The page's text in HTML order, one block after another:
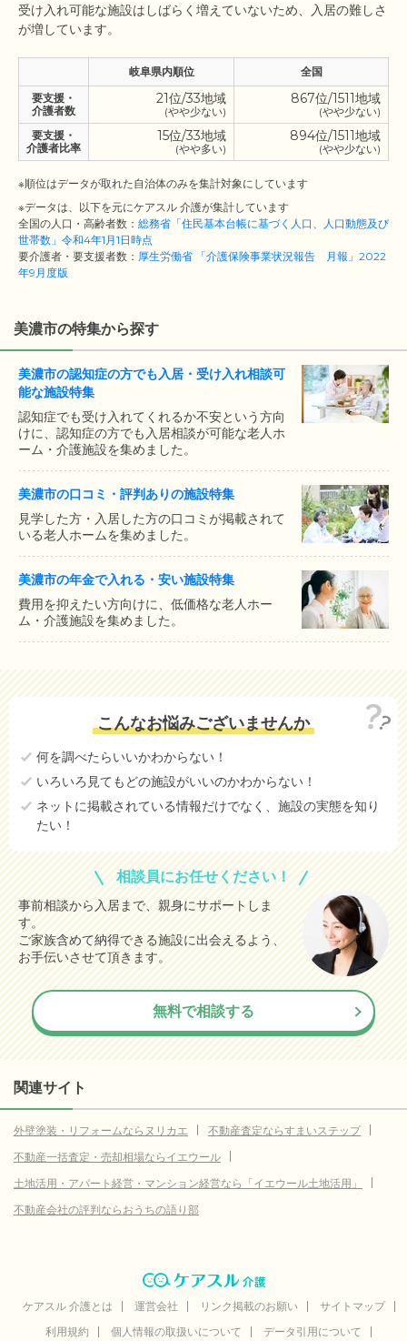
受け入れ可能な施設はしばらく増えていないため、入居の難しさ
岐阜県内順位
全国
要支援・
介護者数
21位/33地域
(やや少ない)
867位/1511地域
(やや少ない)
要支援・
介護者比率
15位/33地域
(やや多い)
894位/1511地域
(やや少ない)
※順位はデータが取れた自治体のみを集計対象にしています
※データは、以下を元にケアスル 介護が集計しています
全国の人口・高齢者数： 総務省「住民基本台帳に基づく人口、人口動態及び
世帯数」令和4年1月1日時点
要介護者・要支援者数： 厚生労働省 「介護保険事業状況報告 月報」2022
年9月度版
美濃市の特集から探す
美濃市の認知症の方でも入居・受け入れ相談可
能な施設特集
認知症でも受け入れてくれるか不安という方向
けに、認知症の方でも入居相談が可能な老人ホ
ーム・介護施設を集めました。
美濃市の口コミ・評判ありの施設特集
見学した方・入居した方の口コミが掲載されて
いる老人ホームを集めました。
美濃市の年金で入れる・安い施設特集
費用を抑えたい方向けに、低価格な老人ホー
ム・介護施設を集めました。
こんなお悩みございませんか
何を調べたらいいかわからない！
いろいろ見てもどの施設がいいのかわからない！
ネットに掲載されている情報だけでなく、施設の実態を知り
たい！
相談員にお任せください！
事前相談から入居まで、親身にサポートしま
す。
ご家族含めて納得できる施設に出会えるよう、
お手伝いさせて頂きます。
無料で相談する
関連サイト
外壁塗装・リフォームならヌリカエ
不動産査定ならすまいステップ
不動産一括査定・売却相場ならイエウール
土地活用・アパート経営・マンション経営なら「イエウール土地活用」
不動産会社の評判ならおうちの語り部
ケアスル 介護とは 運営会社 リンク掲載のお願い
サイトマップ
利用規約
個人情報の取扱いについて データ引用について